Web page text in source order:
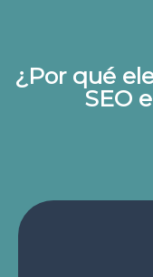
¿Por qué
SEO